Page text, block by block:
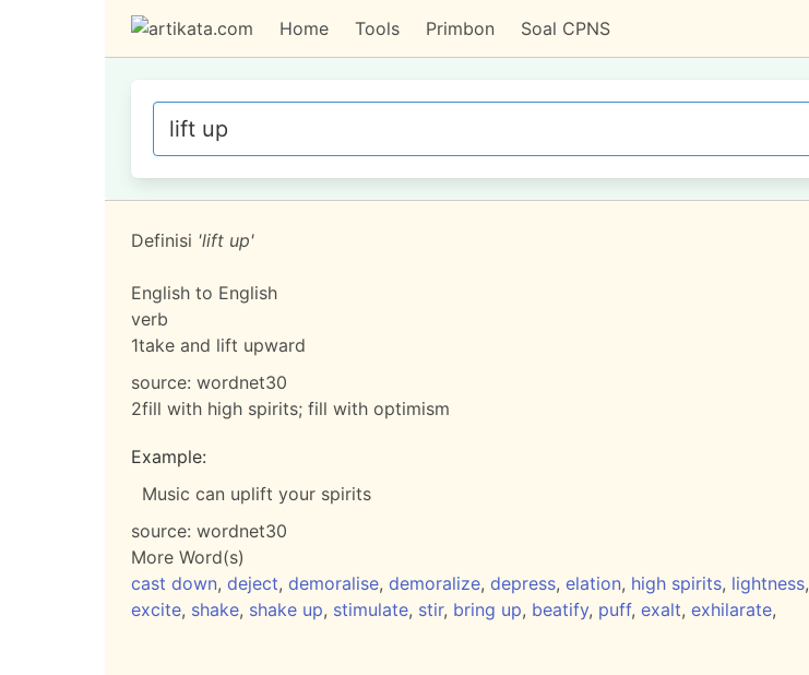
Home Tools Primbon Soal CPNS
Definisi 'lift up'
English to English
verb
1take and lift upward
source: wordnet30
2fill with high spirits; fill with optimism
Example:
Music can uplift your spirits
source: wordnet30
More Word(s)
cast down, deject, demoralise, demoralize, depress, elation, high spirits, lightness,
excite, shake, shake up, stimulate, stir, bring up, beatify, puff, exalt, exhilarate,